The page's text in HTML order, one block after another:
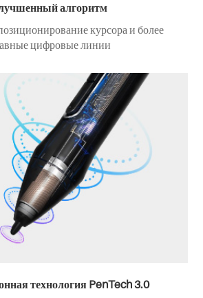
алгоритм
курсора и более
цифровые линии
технология PenTech 3.0